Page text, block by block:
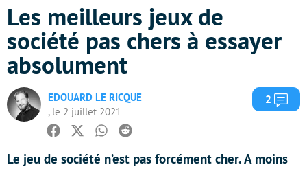
Les meilleurs jeux de
société pas chers à essayer
absolument
EDOUARD LE RICQUE
, le 2 juillet 2021
2
Facebook
TwitterWhatsapp
Reddit
Le jeu de société n’est pas forcément cher. A moins